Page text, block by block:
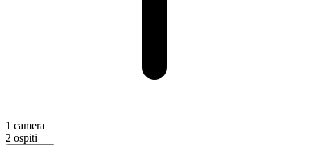
1 camera
2 ospiti